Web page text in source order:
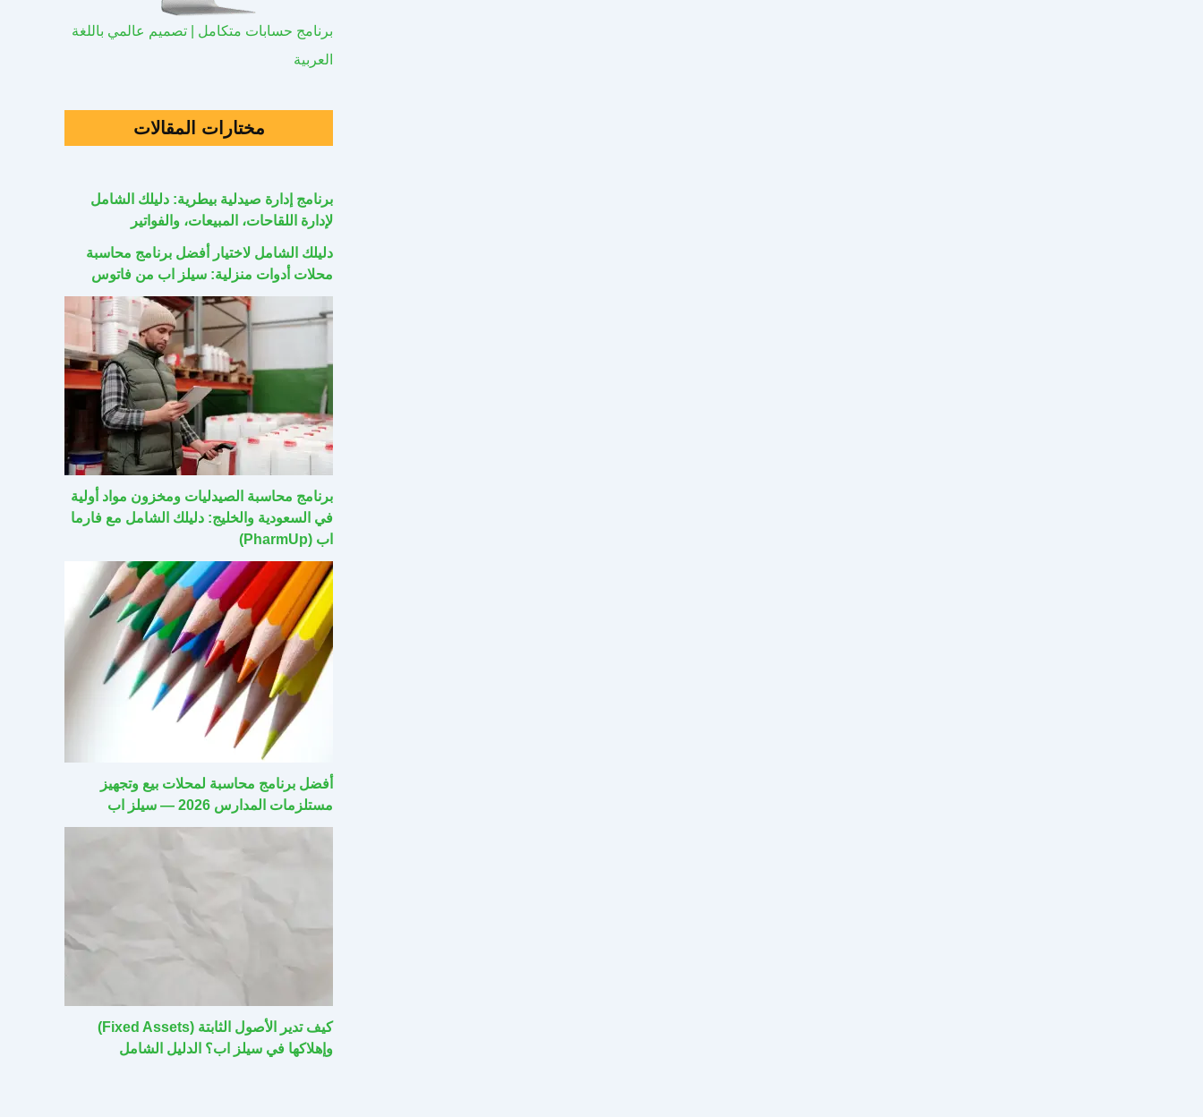
برنامج حسابات متكامل | تصميم عالمي باللغة
العربية
مختارات المقالات
برنامج إدارة صيدلية بيطرية: دليلك الشامل
لإدارة اللقاحات، المبيعات، والفواتير
دليلك الشامل لاختيار أفضل برنامج محاسبة
محلات أدوات منزلية: سيلز اب من فاتوس
برنامج محاسبة الصيدليات ومخزون مواد أولية
في السعودية والخليج: دليلك الشامل مع فارما
اب (PharmUp)
أفضل برنامج محاسبة لمحلات بيع وتجهيز
مستلزمات المدارس 2026 — سيلز اب
كيف تدير الأصول الثابتة (Fixed Assets)
وإهلاكها في سيلز اب؟ الدليل الشامل